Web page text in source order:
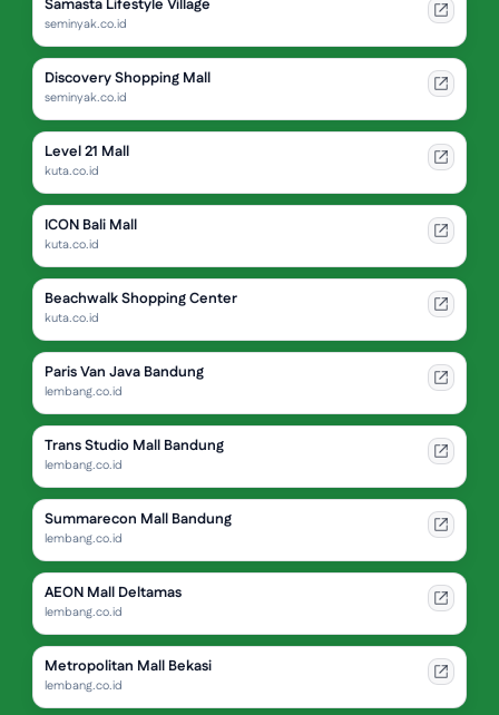
Samasta Lifestyle Village
seminyak.co.id
Discovery Shopping Mall
seminyak.co.id
Level 21 Mall
kuta.co.id
ICON Bali Mall
kuta.co.id
Beachwalk Shopping Center
kuta.co.id
Paris Van Java Bandung
lembang.co.id
Trans Studio Mall Bandung
lembang.co.id
Summarecon Mall Bandung
lembang.co.id
AEON Mall Deltamas
lembang.co.id
Metropolitan Mall Bekasi
lembang.co.id